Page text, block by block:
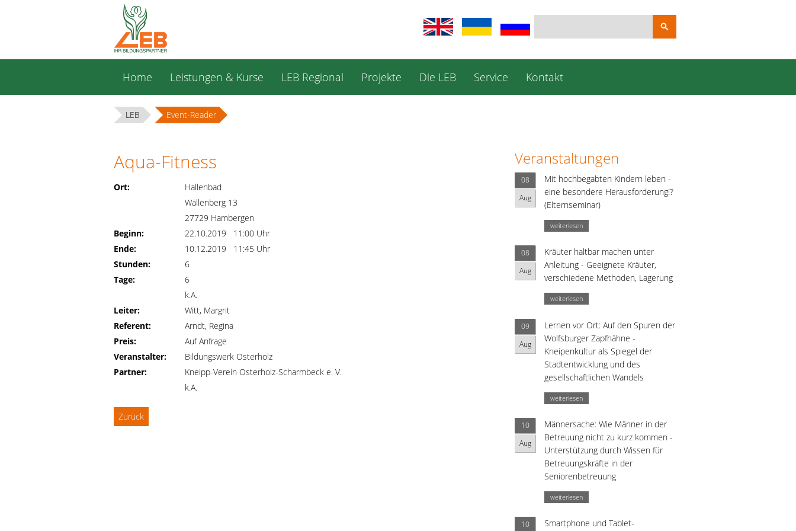
Suchbegriffe
überspringen
Home Leistungen & Kurse LEB Regional Projekte Die LEB Service Kontakt
LEB Event-Reader
Aqua-Fitness
Ort:
Hallenbad
Wällenberg 13
27729 Hambergen
Beginn:
22.10.2019 11:00 Uhr
Ende:
10.12.2019 11:45 Uhr
Stunden:
6
Tage:
6
k.A.
Leiter:
Witt, Margrit
Referent:
Arndt, Regina
Preis:
Auf Anfrage
Veranstalter:
Bildungswerk Osterholz
Partner:
Kneipp-Verein Osterholz-Scharmbeck e. V.
k.A.
Zurück
Veranstaltungen
08
Aug
Mit hochbegabten Kindern leben -
eine besondere Herausforderung!?
(Elternseminar)
weiterlesen
08
Aug
Kräuter haltbar machen unter
Anleitung - Geeignete Kräuter,
verschiedene Methoden, Lagerung
weiterlesen
09
Aug
Lernen vor Ort: Auf den Spuren der
Wolfsburger Zapfhähne -
Kneipenkultur als Spiegel der
Stadtentwicklung und des
gesellschaftlichen Wandels
weiterlesen
10
Aug
Männersache: Wie Männer in der
Betreuung nicht zu kurz kommen -
Unterstützung durch Wissen für
Betreuungskräfte in der
Seniorenbetreuung
weiterlesen
10
Smartphone und Tablet-